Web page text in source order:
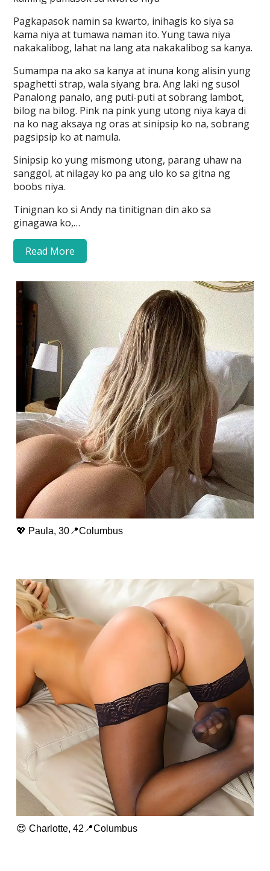
Pagkapasok namin sa kwarto, inihagis ko siya sa
kama niya at tumawa naman ito. Yung tawa niya
nakakalibog, lahat na lang ata nakakalibog sa kanya.
Sumampa na ako sa kanya at inuna kong alisin yung
spaghetti strap, wala siyang bra. Ang laki ng suso!
Panalong panalo, ang puti-puti at sobrang lambot,
bilog na bilog. Pink na pink yung utong niya kaya di
na ko nag aksaya ng oras at sinipsip ko na, sobrang
pagsipsip ko at namula.
Sinipsip ko yung mismong utong, parang uhaw na
sanggol, at nilagay ko pa ang ulo ko sa gitna ng
boobs niya.
Tinignan ko si Andy na tinitignan din ako sa
ginagawa ko,…
Read More
💖 Paula, 30📍Columbus
😍 Charlotte, 42📍Columbus